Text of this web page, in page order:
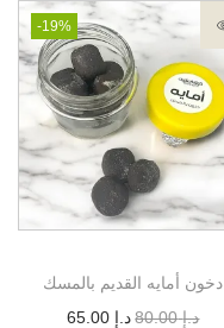
-19%
دخون أمايه القديم بالمسك
د.إ80.00 د.إ